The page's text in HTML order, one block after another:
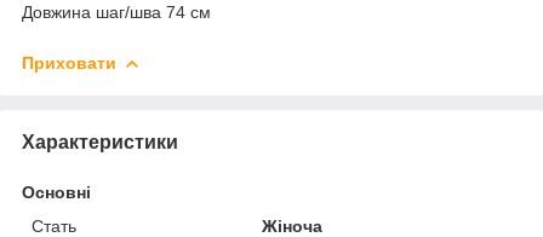
Довжина шаг/шва 74 см
Приховати
Характеристики
Основні
Стать
Жіноча